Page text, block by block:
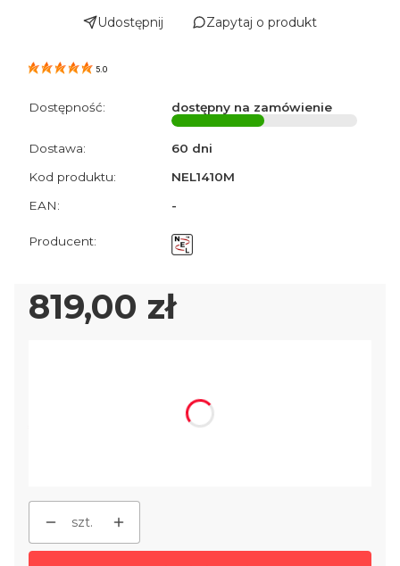
Udostępnij Zapytaj o produkt
5.0
Dostępność: dostępny na zamówienie
Dostawa:
60 dni
Kod produktu:
NEL1410M
EAN:
-
Cena
819,00 zł
Wybierz model wykrywacza
szt.